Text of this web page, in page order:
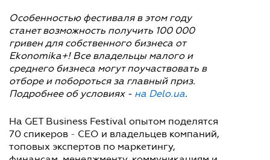
Особенностью фестиваля в этом году
станет возможность получить 100 000
гривен для собственного бизнеса от
Ekonomika+! Все владельцы малого и
среднего бизнеса могут поучаствовать в
отборе и побороться за главный приз.
Подробнее об условиях - на Delo.ua.
На GET Business Festival опытом поделятся
70 спикеров - СЕО и владельцев компаний,
топовых экспертов по маркетингу,